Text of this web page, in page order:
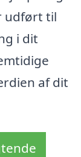
udført til
i dit
af dit